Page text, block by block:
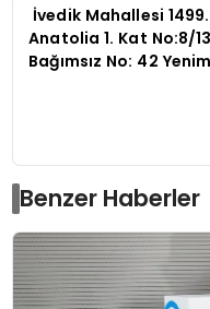
İvedik Mahallesi
Anatolia 1. Kat No:8/13
Bağımsız No: 42
Benzer Haberler